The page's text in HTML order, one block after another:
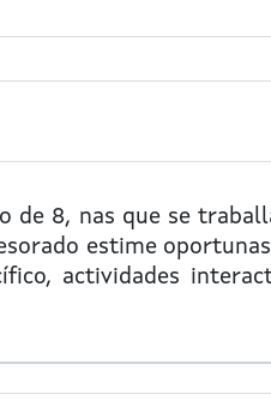
de 8, nas que se
estime
actividades